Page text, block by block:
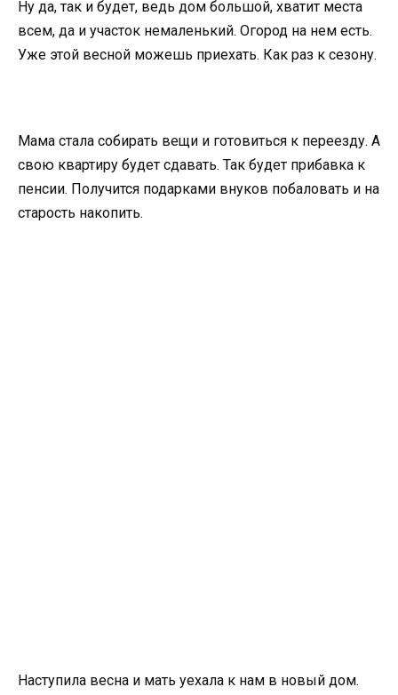
Ну да, так и будет, ведь дом большой, хватит места
всем, да и участок немаленький. Огород на нем есть.
Уже этой весной можешь приехать. Как раз к сезону.
Мама стала собирать вещи и готовиться к переезду. А
свою квартиру будет сдавать. Так будет прибавка к
пенсии. Получится подарками внуков побаловать и на
старость накопить.
Наступила весна и мать уехала к нам в новый дом.